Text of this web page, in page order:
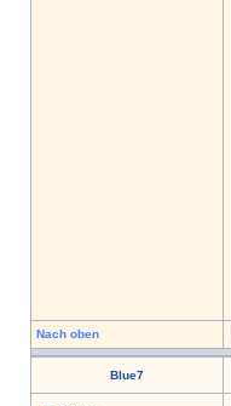
Nach oben
Blue7